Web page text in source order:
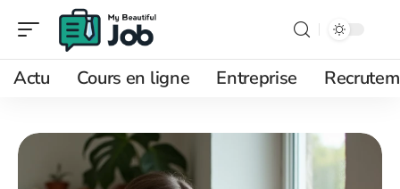
Actu Cours en ligne Entreprise